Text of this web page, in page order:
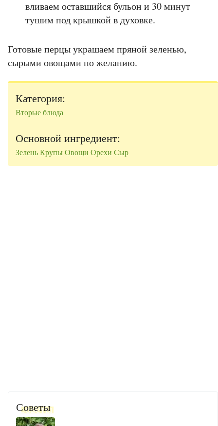
вливаем оставшийся бульон и 30 минут
тушим под крышкой в духовке.
Готовые перцы украшаем пряной зеленью,
сырыми овощами по желанию.
Категория:
Вторые блюда
Основной ингредиент:
ЗеленьКрупыОвощи Орехи Сыр
Советы